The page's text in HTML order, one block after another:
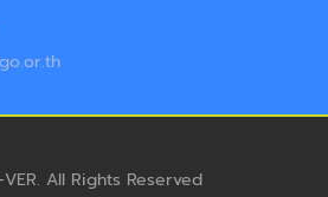
All Rights Reserved